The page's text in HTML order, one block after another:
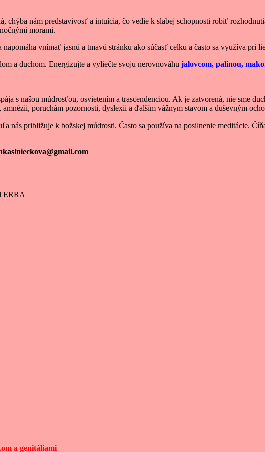
chýba nám predstavivosť a intuícia, čo vedie k slabej schopnosti robiť
morami.
napomáha vnímať jasnú a tmavú stránku ako súčasť celku a často sa využíva pri
a duchom. Energizujte a vyliečte svoju nerovnováhu jalovcom, palinou,
s našou múdrosťou, osvietením a trascendenciou. Ak je zatvorená, nie sme
poruchám pozornosti, dyslexii a ďalším vážnym stavom a duševným
nás približuje k božskej múdrosti. Často sa používa na posilnenie meditácie.
a genitáliami